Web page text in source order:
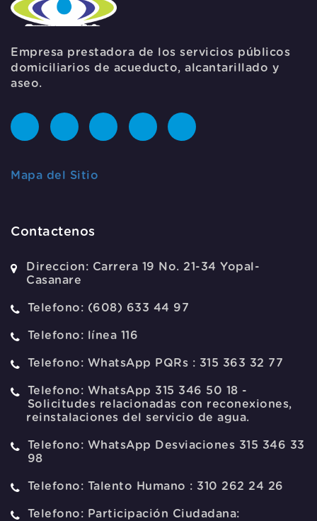
Empresa prestadora de los servicios públicos
domiciliarios de acueducto, alcantarillado y
aseo.
Mapa del Sitio
Contactenos
Direccion: Carrera 19 No. 21-34 Yopal-
Casanare
Telefono: (608) 633 44 97
Telefono: línea 116
Telefono: WhatsApp PQRs : 315 363 32 77
Telefono: WhatsApp 315 346 50 18 -
Solicitudes relacionadas con reconexiones,
reinstalaciones del servicio de agua.
Telefono: WhatsApp Desviaciones 315 346 33
98
Telefono: Talento Humano : 310 262 24 26
Telefono: Participación Ciudadana: